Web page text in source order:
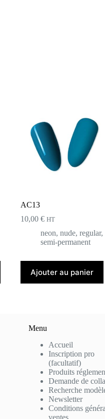
AC13
10,00€ HT
neon,nude,regular,
semi-permanent
Ajouter au panier
Menu
Accueil
Inscription pro
(facultatif)
Produits
Demande de
Recherche
Newsletter
Conditions
ventes